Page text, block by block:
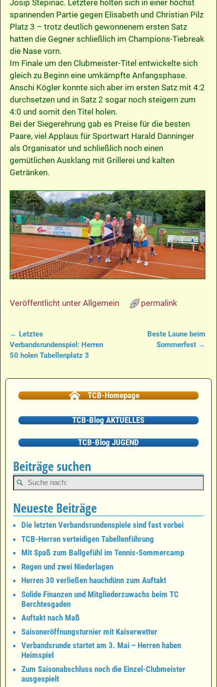
Josip Stepinac. Letztere holten sich in einer höchst
spannenden Partie gegen Elisabeth und Christian Pilz
Platz 3 – trotz deutlich gewonnenem ersten Satz
hatten die Gegner schließlich im Champions-Tiebreak
die Nase vorn.
Im Finale um den Clubmeister-Titel entwickelte sich
gleich zu Beginn eine umkämpfte Anfangsphase.
Anschi Kögler konnte sich aber im ersten Satz mit 4:2
durchsetzen und in Satz 2 sogar noch steigern zum
4:0 und somit den Titel holen.
Bei der Siegerehrung gab es Preise für die besten
Paare, viel Applaus für Sportwart Harald Danninger
als Organisator und schließlich noch einen
gemütlichen Ausklang mit Grillerei und kalten
Getränken.
Veröffentlicht unter Allgemein permalink
Artikelnavigation
← Letztes
Verbandsrundenspiel: Herren
50 holen Tabellenplatz 3
Beste Laune beim
Sommerfest →
TCB-Homepage
TCB-Blog AKTUELLES
TCB-Blog JUGEND
Beiträge suchen
Neueste Beiträge
Die letzten Verbandsrundenspiele sind fast vorbei
TCB-Herren verteidigen Tabellenführung
Mit Spaß zum Ballgefühl im Tennis-Sommercamp
Regen und zwei Niederlagen
Herren 30 verließen hauchdünn zum Auftakt
Solide Finanzen und Mitgliederzuwachs beim TC
Berchtesgaden
Auftakt nach Maß
Saisoneröffnungsturnier mit Kaiserwetter
Verbandsrunde startet am 3. Mai – Herren haben
Heimspiel
Zum Saisonabschluss noch die Einzel-Clubmeister
ausgespielt